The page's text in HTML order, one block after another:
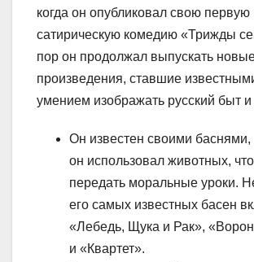
когда он опубликовал свою первую
сатирическую комедию «Трижды
пор он продолжал выпускать
произведения, ставшие
умением изображать русский быт
Он известен своими баснями,
он использовал животных,
передать моральные уроки.
его самых известных басен
«Лебедь, Щука и Рак»,
и «Квартет».